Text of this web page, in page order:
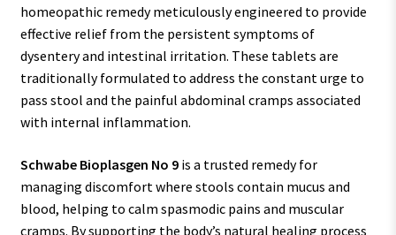
homeopathic remedy meticulously engineered to provide
effective relief from the persistent symptoms of
dysentery and intestinal irritation. These tablets are
traditionally formulated to address the constant urge to
pass stool and the painful abdominal cramps associated
with internal inflammation.
Schwabe Bioplasgen No 9 is a trusted remedy for
managing discomfort where stools contain mucus and
blood, helping to calm spasmodic pains and muscular
cramps. By supporting the body’s natural healing process